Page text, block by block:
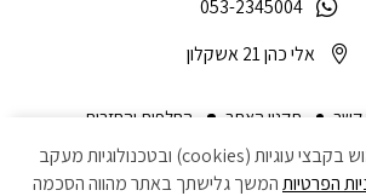
קשר תקנון האתר
החלפות והחזרות
מדיניות פרטיות ביטול עסקה
053-2345004
אלי כהן 21 אשקלון
באתר זה נעשה שימוש בקבצי עוגיות (cookies) ובטכנולוגיות מעקב
הפרטיותהמשך גלישתך באתר מהווה הסכמה